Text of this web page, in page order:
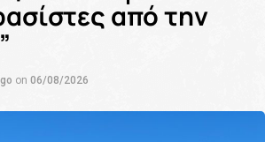
από την
on 06/08/2026